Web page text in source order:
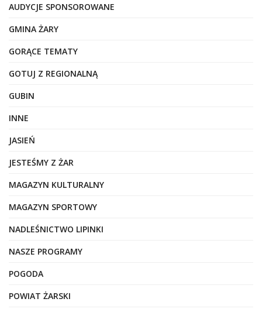
AUDYCJE SPONSOROWANE
GMINA ŻARY
GORĄCE TEMATY
GOTUJ Z REGIONALNĄ
GUBIN
INNE
JASIEŃ
JESTEŚMY Z ŻAR
MAGAZYN KULTURALNY
MAGAZYN SPORTOWY
NADLEŚNICTWO LIPINKI
NASZE PROGRAMY
POGODA
POWIAT ŻARSKI